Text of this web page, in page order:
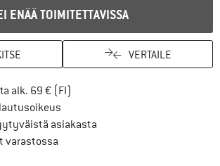
ENÄÄ TOIMITETTAVISSA
VERTAILE
alk. 69 € (FI)
asiakasta
varastossa
on Trustpilot -sertifiointi - lue lisää tästä!